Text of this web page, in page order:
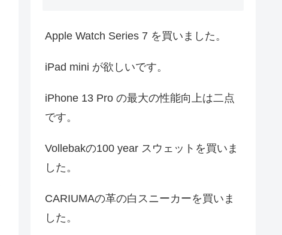
Apple Watch Series 7 を買いました。
iPad mini が欲しいです。
iPhone 13 Pro の最大の性能向上は二点
です。
Vollebakの100 year スウェットを買いま
した。
CARIUMAの革の白スニーカーを買いま
した。